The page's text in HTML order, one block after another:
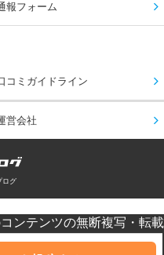
報フォーム
コミガイドライン
営会社
ログ
ンテンツの無断複写・転載